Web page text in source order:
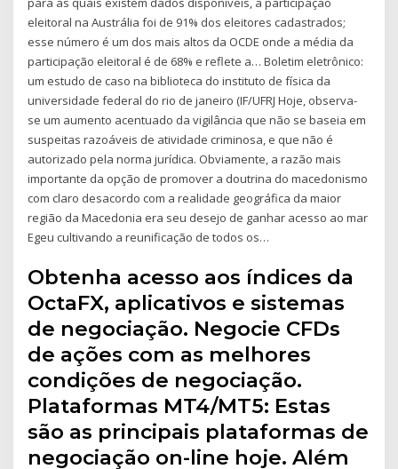
eleitoral na Austrália foi de 91% dos eleitores cadastrados;
esse número é um dos mais altos da OCDE onde a média da
participação eleitoral é de 68% e reflete a… Boletim eletrônico:
um estudo de caso na biblioteca do instituto de física da
universidade federal do rio de janeiro (IF/UFRJ Hoje, observa-
se um aumento acentuado da vigilância que não se baseia em
suspeitas razoáveis de atividade criminosa, e que não é
autorizado pela norma jurídica. Obviamente, a razão mais
importante da opção de promover a doutrina do macedonismo
com claro desacordo com a realidade geográfica da maior
região da Macedonia era seu desejo de ganhar acesso ao mar
Egeu cultivando a reunificação de todos os…
Obtenha acesso aos índices da
OctaFX, aplicativos e sistemas
de negociação. Negocie CFDs
de ações com as melhores
condições de negociação.
Plataformas MT4/MT5: Estas
são as principais plataformas de
negociação on-line hoje. Além